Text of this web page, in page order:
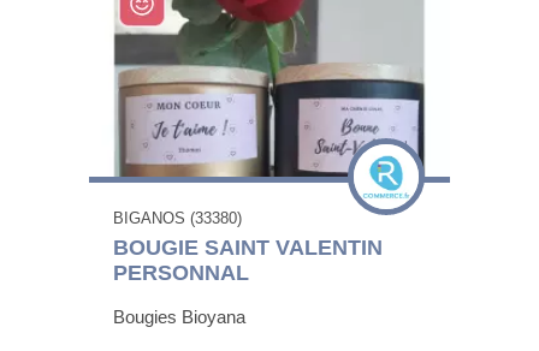
BIGANOS (33380)
BOUGIE SAINT VALENTIN
PERSONNAL
Bougies Bioyana